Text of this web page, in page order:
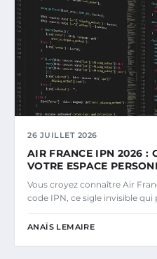
26 JUILLET 2026
AIR FRANCE IPN 2026 :
VOTRE ESPACE
Vous croyez connaître Air
code IPN, ce sigle invisible qui
ANAÏS LEMAIRE